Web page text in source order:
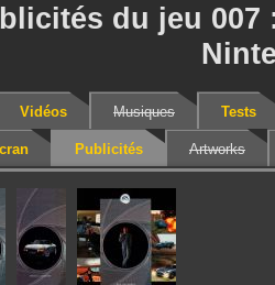
du jeu 007
Vidéos Musiques Tests
Publicités Artworks